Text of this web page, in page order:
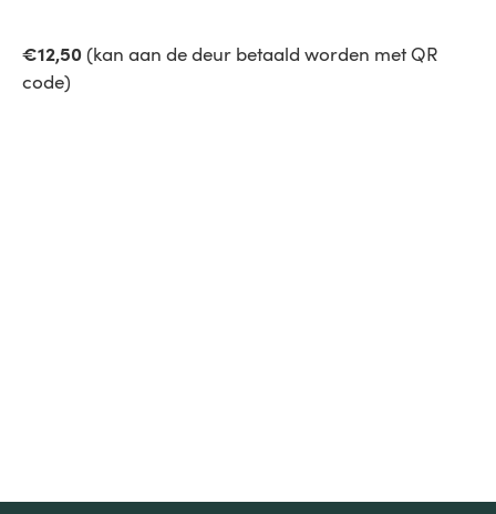
€12,50 (kan aan de deur betaald worden met QR
code)